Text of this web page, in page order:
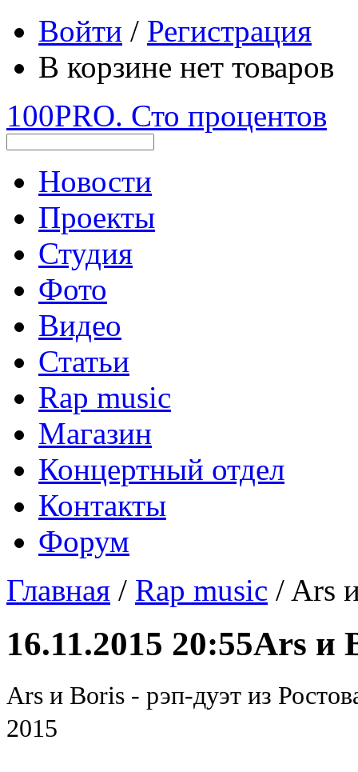
Войти / Регистрация
В корзине нет товаров
100PRO. Сто процентов
Новости
Проекты
Студия
Фото
Видео
Статьи
Rap music
Магазин
Концертный отдел
Контакты
Форум
Главная / Rap music / Ars
16.11.2015 20:55Ars и
Ars и Boris - рэп-дуэт из
2015